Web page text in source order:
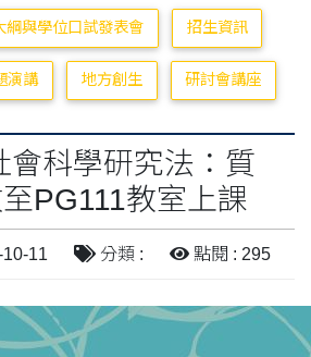
綱與學位口試發表會 招生資訊
演講 地方創生 研討會講座
會科學研究法：質
PG111教室上課
11 分類 : 點閱 : 295